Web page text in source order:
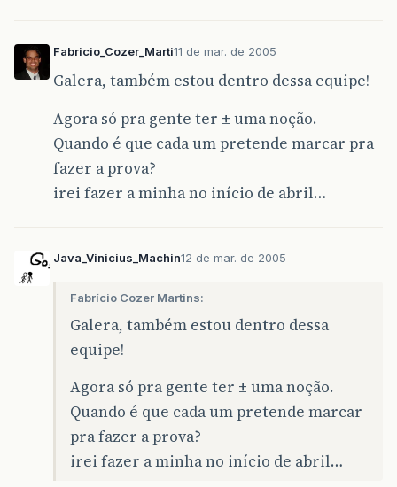
Fabricio_Cozer_Marti11 de mar. de 2005
Galera, também estou dentro dessa equipe!
Agora só pra gente ter ± uma noção.
Quando é que cada um pretende marcar pra
fazer a prova?
irei fazer a minha no início de abril…
Java_Vinicius_Machin12 de mar. de 2005
Fabrício Cozer Martins:
Galera, também estou dentro dessa
equipe!
Agora só pra gente ter ± uma noção.
Quando é que cada um pretende marcar
pra fazer a prova?
irei fazer a minha no início de abril…